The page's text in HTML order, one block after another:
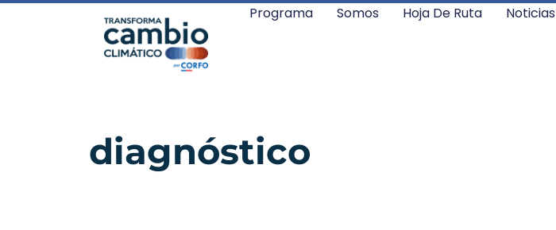
Programa Somos Hoja De Ruta Noticias
diagnóstico